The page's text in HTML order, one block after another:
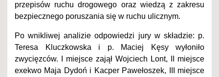
przepisów ruchu drogowego oraz wiedzą z zakresu
bezpiecznego poruszania się w ruchu ulicznym.
Po wnikliwej analizie odpowiedzi jury w składzie: p.
Teresa Kluczkowska i p. Maciej Kęsy wyłoniło
zwycięzców. I miejsce zajął Wojciech Lont, II miejsce
exekwo Maja Dydoń i Kacper Pawełoszek, III miejsce